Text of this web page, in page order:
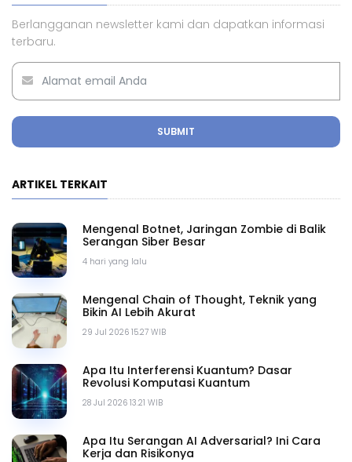
Berlangganan newsletter kami dan dapatkan informasi
terbaru.
SUBMIT
ARTIKEL TERKAIT
4 hari yang lalu
Mengenal Botnet, Jaringan Zombie di Balik
Serangan Siber Besar
29 Jul 2026 15.27 WIB
Mengenal Chain of Thought, Teknik yang
Bikin AI Lebih Akurat
28 Jul 2026 13.21 WIB
Apa Itu Interferensi Kuantum? Dasar
Revolusi Komputasi Kuantum
Apa Itu Serangan AI Adversarial? Ini Cara
Kerja dan Risikonya